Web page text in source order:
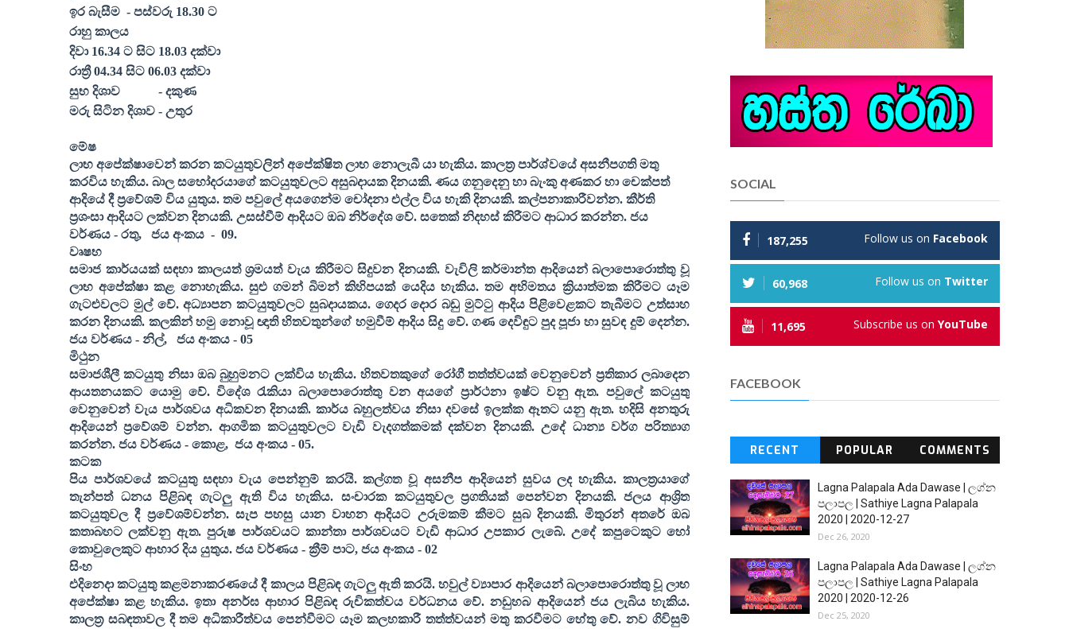
ඉර බැසීම - පස්වරු 18.30 ට
රාහු කාලය
දිවා 16.34 ට සිට 18.03 දක්වා
රාත්‍රී 04.34 සිට 06.03 දක්වා
සුභ දිශාව
- දකුණ
මරු සිටින දිශාව - උතුර
මේෂ
ලාභ අපේක්ෂාවෙන් කරන කටයුතුවලින් අපේක්ෂිත ලාභ නොලැබී යා හැකිය. කාලත්‍ර පාර්ශ්වයේ අසනීපගති මතු
කරවිය හැකිය. බාල සහෝදරයාගේ කටයුතුවලට අසුබදායක දිනයකි. ණය ගනුදෙනු හා බැංකු අණකර හා චෙක්පත්
ආදියේ දී ප්‍රවේශම් විය යුතුය. තම පවුලේ අයගෙන්ම චෝදනා එල්ල විය හැකි දිනයකි. කල්පනාකාරීවන්න. කීර්ති
ප්‍රශංසා ආදියට ලක්වන දිනයකි. උසස්වීම් ආදියට ඔබ නිර්දේශ වේ. සතෙක් නිදහස් කිරීමට ආධාර කරන්න. ජය
වර්ණය - රතු, ජය අංකය - 09.
වෘෂභ
සමාජ කාර්යයක් සඳහා කාලයත් ශ්‍රමයත් වැය කිරීමට සිදුවන දිනයකි. වැවිලි කර්මාන්ත ආදියෙන් බලාපොරොත්තු වූ
ලාභ අපේක්ෂා කළ නොහැකිය. සුළු ගමන් බිමන් කිහිපයක් යෙදිය හැකිය. තම අභිමතය ක්‍රියාත්මක කිරීමට යෑම
ගැටළුවලට මුල් වේ. අධ්‍යාපන කටයුතුවලට සුබදායකය. ගෙදර දොර බඩු මුට්ටු ආදිය පිළිවෙළකට තැබීමට උත්සාහ
කරන දිනයකි. කලකින් හමු නොවූ ඥාති හිතවතුන්ගේ හමුවීම් ආදිය සිදු වේ. ගණ දෙවිඳුට පුද පූජා හා සුවඳ දුම් දෙන්න.
ජය වර්ණය - නිල්, ජය අංකය - 05
මිථුන
සමාජශීලී කටයුතු නිසා ඔබ බුහුමනට ලක්විය හැකිය. හිතවතකුගේ රෝගී තත්ත්වයක් වෙනුවෙන් ප්‍රතිකාර ලබාදෙන
ආයතනයකට යොමු වේ. විදේශ රැකියා බලාපොරොත්තු වන අයගේ ප්‍රාර්ථනා ඉෂ්ට වනු ඇත. පවුලේ කටයුතු
වෙනුවෙන් වැය පාර්ශවය අධිකවන දිනයකි. කාර්ය බහුලත්වය නිසා දවසේ ඉලක්ක ඈතට යනු ඇත. හදිසි අනතුරු
ආදියෙන් ප්‍රවේශම් වන්න. ආගමික කටයුතුවලට වැඩි වැදගත්කමක් දක්වන දිනයකි. උදේ ධාන්‍ය වර්ග පරිත්‍යාග
කරන්න. ජය වර්ණය - කොළ, ජය අංකය - 05.
කටක
පිය පාර්ශවයේ කටයුතු සඳහා වැය පෙන්නුම් කරයි. කල්ගත වූ අසනීප ආදියෙන් සුවය ලද හැකිය. කාලත්‍රයාගේ
තැන්පත් ධනය පිළිබඳ ගැටලු ඇති විය හැකිය. සංචාරක කටයුතුවල ප්‍රගතියක් පෙන්වන දිනයකි. ජලය ආශ්‍රිත
කටයුතුවල දී ප්‍රවේශම්වන්න. සැප පහසු යාන වාහන ආදියට උරුමකම් කීමට සුබ දිනයකි. මිතුරන් අතරේ ඔබ
කතාබහට ලක්වනු ඇත. පුරුෂ පාර්ශවයට කාන්තා පාර්ශවයට වැඩි ආධාර උපකාර ලැබේ. උදේ කපුටෙකුට හෝ
කොවුලෙකුට ආහාර දිය යුතුය. ජය වර්ණය - ක්‍රීම් පාට, ජය අංකය - 02
සිංහ
එදිනෙදා කටයුතු කළමනාකරණයේ දී කාලය පිළිබඳ ගැටලු ඇති කරයි. හවුල් ව්‍යාපාර ආදියෙන් බලාපොරොත්තු වූ ලාභ
අපේක්ෂා කළ හැකිය. ඉතා අනර්ඝ ආහාර පිළිබඳ රුචිකත්වය වර්ධනය වේ. නඩුහබ ආදියෙන් ජය ලැබිය හැකිය.
කාලත්‍ර සබඳතාවල දී තම අධිකාරීත්වය පෙන්වීමට යෑම කලහකාරී තත්ත්වයන් මතු කරවීමට හේතු වේ. නව ගිවිසුම්
SOCIAL
187,255 Follow us on Facebook
60,968 Follow us on Twitter
11,695 Subscribe us on YouTube
FACEBOOK
RECENT POPULAR COMMENTS
Lagna Palapala Ada Dawase | ලග්න
පලාපල | Sathiye Lagna Palapala
2020 | 2020-12-27
Dec 26, 2020
Lagna Palapala Ada Dawase | ලග්න
පලාපල | Sathiye Lagna Palapala
2020 | 2020-12-26
Dec 25, 2020